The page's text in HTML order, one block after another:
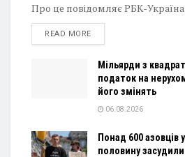
Про це повідомляє РБК-Україна
READ MOREDETAILS
Мільярди з
податок на
його змінять
06.08.2026
Понад 600
половину